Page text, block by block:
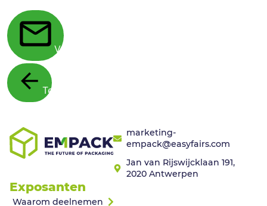
Verstuur
Terug
marketing-
empack@easyfairs.com
Jan van Rijswijcklaan 191,
2020 Antwerpen
Exposanten
Waarom deelnemen